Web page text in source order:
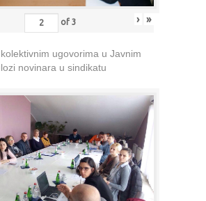
of 3 › »
ugovorima u Javnim
novinara u sindikatu